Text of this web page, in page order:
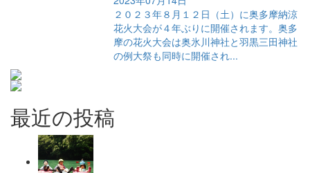
２０２３年８月１２日（土）に奥多摩納涼
花火大会が４年ぶりに開催されます。奥多
摩の花火大会は奥氷川神社と羽黒三田神社
の例大祭も同時に開催され...
最近の投稿